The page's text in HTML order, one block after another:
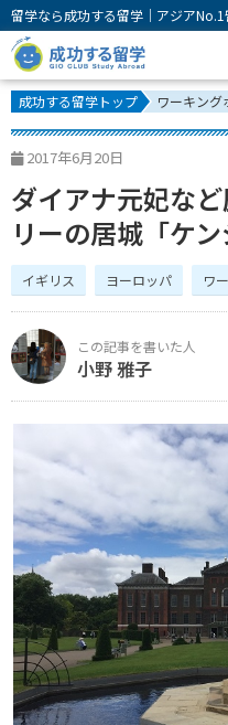
留学なら成功する留学｜アジア
成功する留学トップ ワーキング
2017年6月20日
ダイアナ元妃な
リーの居城「ケン
イギリス ヨーロッパ ワ
小野 雅子